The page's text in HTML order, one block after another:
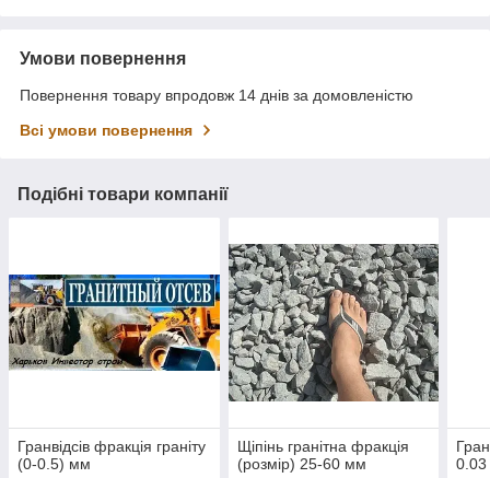
Умови повернення
Повернення товару впродовж 14 днів за домовленістю
Всі умови повернення
Подібні товари компанії
Гранвідсів фракція граніту
(0-0.5) мм
Щіпінь гранітна фракція
(розмір) 25-60 мм